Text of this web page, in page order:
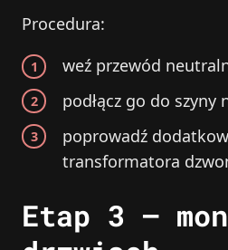
Procedura:
weź przewód
podłącz go do
poprowadź
transformatora
Etap 3 –